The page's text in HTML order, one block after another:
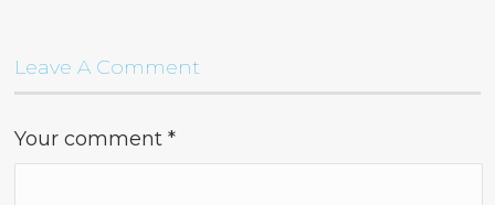
Leave A Comment
Your comment*